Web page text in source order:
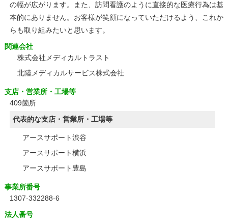
の幅が広がります。また、訪問看護のように直接的な医療行為は基
本的にありません。お客様が笑顔になっていただけるよう、これか
らも取り組みたいと思います。
関連会社
株式会社メディカルトラスト
北陸メディカルサービス株式会社
支店・営業所・工場等
409箇所
代表的な支店・営業所・工場等
アースサポート渋谷
アースサポート横浜
アースサポート豊島
事業所番号
1307-332288-6
法人番号